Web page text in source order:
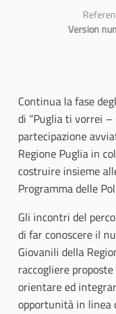
Version
Continua la fase
di “Puglia ti vorrei –
partecipazione
Regione Puglia in
costruire insieme
Programma delle
Gli incontri del
di far conoscere il
Giovanili della
raccogliere
orientare ed
opportunità in linea